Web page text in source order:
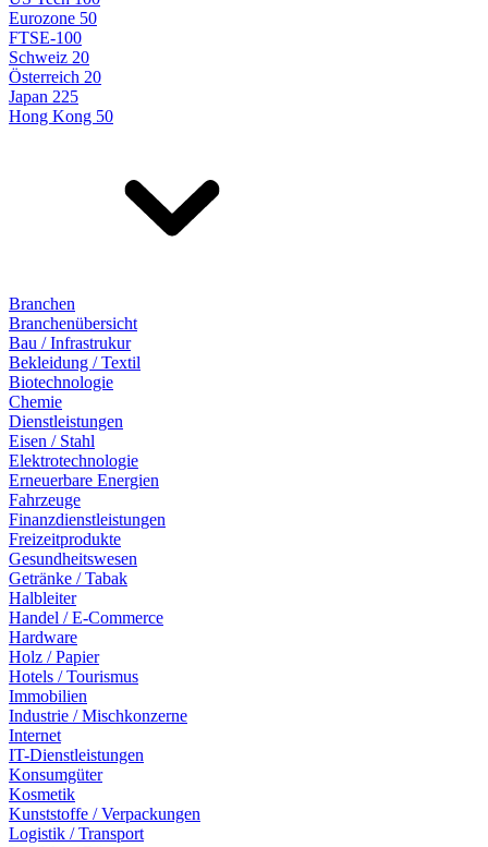
Eurozone 50
FTSE-100
Schweiz 20
Österreich 20
Japan 225
Hong Kong 50
Branchen
Branchenübersicht
Bau / Infrastrukur
Bekleidung / Textil
Biotechnologie
Chemie
Dienstleistungen
Eisen / Stahl
Elektrotechnologie
Erneuerbare Energien
Fahrzeuge
Finanzdienstleistungen
Freizeitprodukte
Gesundheitswesen
Getränke / Tabak
Halbleiter
Handel / E-Commerce
Hardware
Holz / Papier
Hotels / Tourismus
Immobilien
Industrie / Mischkonzerne
Internet
IT-Dienstleistungen
Konsumgüter
Kosmetik
Kunststoffe / Verpackungen
Logistik / Transport